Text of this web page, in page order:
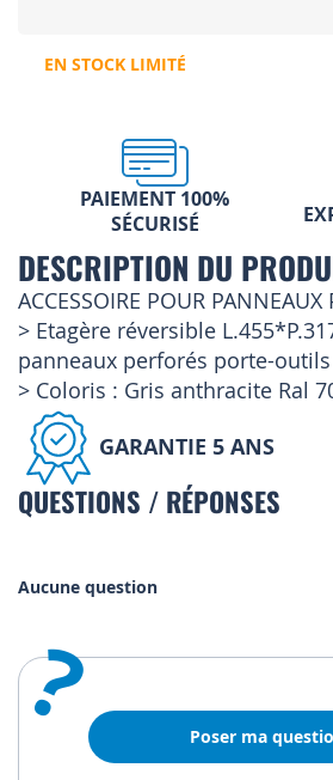
EN STOCK LIMITÉ
PAIEMENT 100%
SÉCURISÉ
DESCRIPTION DU
ACCESSOIRE POUR PANNEAUX
> Etagère réversible
panneaux perforés porte-outils
> Coloris : Gris anthracite Ral
GARANTIE 5 ANS
QUESTIONS / RÉPONSES
Aucune question
? Poser ma